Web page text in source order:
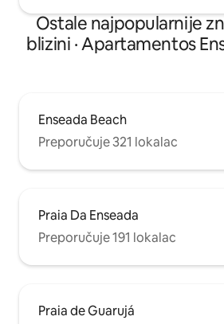
Ostale najpopularnije
blizini · Apartamentos
Enseada Beach
Preporučuje 321 lokalac
Praia Da Enseada
Preporučuje 191 lokalac
Praia de Guarujá